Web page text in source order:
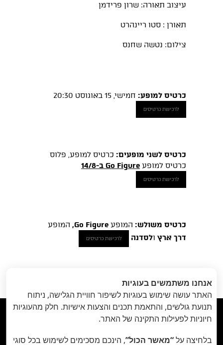
עיצוב תאורה: שרון פרידמן
תאורן : סטו ריינהרט
צילום: נטשה שחנס
כרטיס למופע: חמישי, 15 באוגוסט 20:30
לרכישת כרטיסים
כרטיס לשני מופעים: כרטיס למופע, פלוס
כרטיס למופע Go Figure ב-14/8
לרכישת כרטיסים
כרטיס משולש: המופע Go Figure, המופע
דרך ארץ ולסדנה לרכישת כרטיסים
הקודם : Go
Figure // 14.8
17 באוגוסט
»

תיאטרון הבית - Habait Theatre רחוב נועם 5, יפו.
אנחנו משתמשים בעוגיות
האתר עושה שימוש בעוגיות לשיפור חוויית הגלישה, ניתוח
תנועת גולשים, והתאמת תכנים והצעות אישיות. חלק מהעוגיות
חיוניות לפעילות התקינה של האתר.
בלחיצה על“מאשר הכול”, הינכם מסכימים לשימוש בכל סוגי